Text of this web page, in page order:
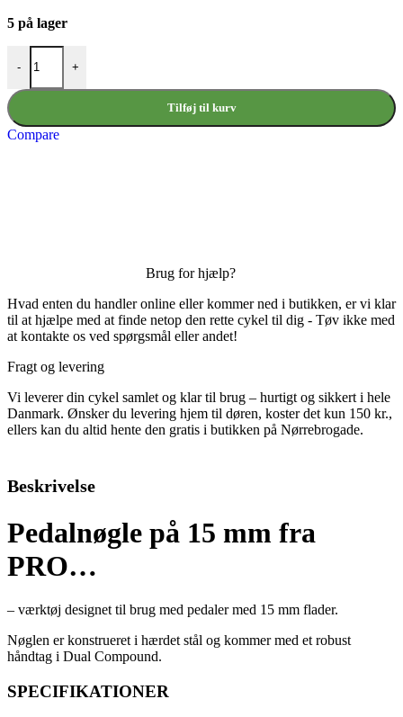
5 på lager
-
Pro Pedalnøgle 15mm antal
+
Tilføj til kurv
Compare
Brug for hjælp?
Hvad enten du handler online eller kommer ned i butikken, er vi klar
til at hjælpe med at finde netop den rette cykel til dig - Tøv ikke med
at kontakte os ved spørgsmål eller andet!
Fragt og levering
Vi leverer din cykel samlet og klar til brug – hurtigt og sikkert i hele
Danmark. Ønsker du levering hjem til døren, koster det kun 150 kr.,
ellers kan du altid hente den gratis i butikken på Nørrebrogade.
Beskrivelse
Pedalnøgle på 15 mm fra
PRO…
– værktøj designet til brug med pedaler med 15 mm flader.
Nøglen er konstrueret i hærdet stål og kommer med et robust
håndtag i Dual Compound.
SPECIFIKATIONER